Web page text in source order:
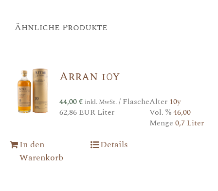
Ähnliche Produkte
Arran 10y
44,00€ inkl. MwSt./ Flasche
62,86 EUR Liter
Alter 10y
Vol. %46,00
Menge 0,7 Liter
In den
Warenkorb
Details